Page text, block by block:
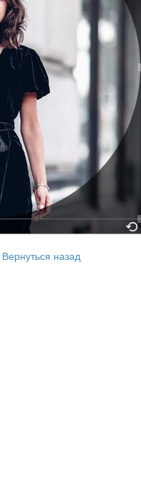
Вернуться назад